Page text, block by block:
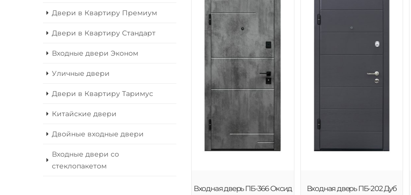
Двери в Квартиру Премиум
Двери в Квартиру Стандарт
Входные двери Эконом
Уличные двери
Двери в Квартиру Таримус
Китайские двери
Двойные входные двери
Входные двери со
стеклопакетом
Входная дверь ПБ-366 Оксид
Входная дверь ПБ-202 Дуб